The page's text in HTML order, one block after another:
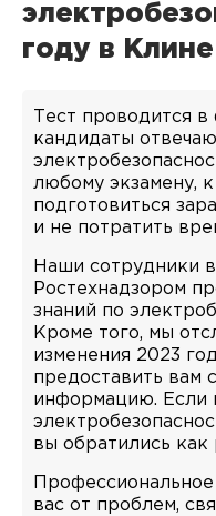
году в Клине
Тест проводится
кандидаты
любому экзамену, к
подготовиться
и не потратить
Наши сотрудники
Ростехнадзором
знаний по
Кроме того, мы
изменения 2023
предоставить вам
информацию. Если
вы обратились как
вас от проблем,